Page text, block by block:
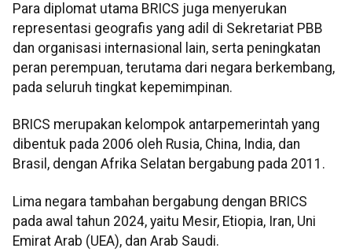
Para diplomat utama BRICS juga menyerukan
representasi geografis yang adil di Sekretariat PBB
dan organisasi internasional lain, serta peningkatan
peran perempuan, terutama dari negara berkembang,
pada seluruh tingkat kepemimpinan.
BRICS merupakan kelompok antarpemerintah yang
dibentuk pada 2006 oleh Rusia, China, India, dan
Brasil, dengan Afrika Selatan bergabung pada 2011.
Lima negara tambahan bergabung dengan BRICS
pada awal tahun 2024, yaitu Mesir, Etiopia, Iran, Uni
Emirat Arab (UEA), dan Arab Saudi.